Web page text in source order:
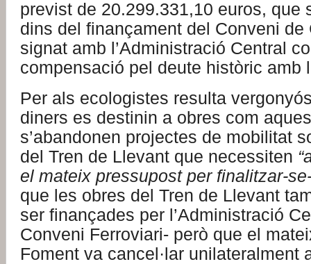
previst de 20.299.331,10 euros, que
dins del finançament del Conveni de
signat amb l’Administració Central
compensació pel deute històric amb
Per als ecologistes resulta
diners es destinin a obres com
s’abandonen projectes de mobilitat
del Tren de Llevant que necessiten
el mateix pressupost per finalitzar-
que les obres del Tren de Llevant
ser finançades per l’Administració
Conveni Ferroviari- però que el
Foment va cancel·lar unilateralment